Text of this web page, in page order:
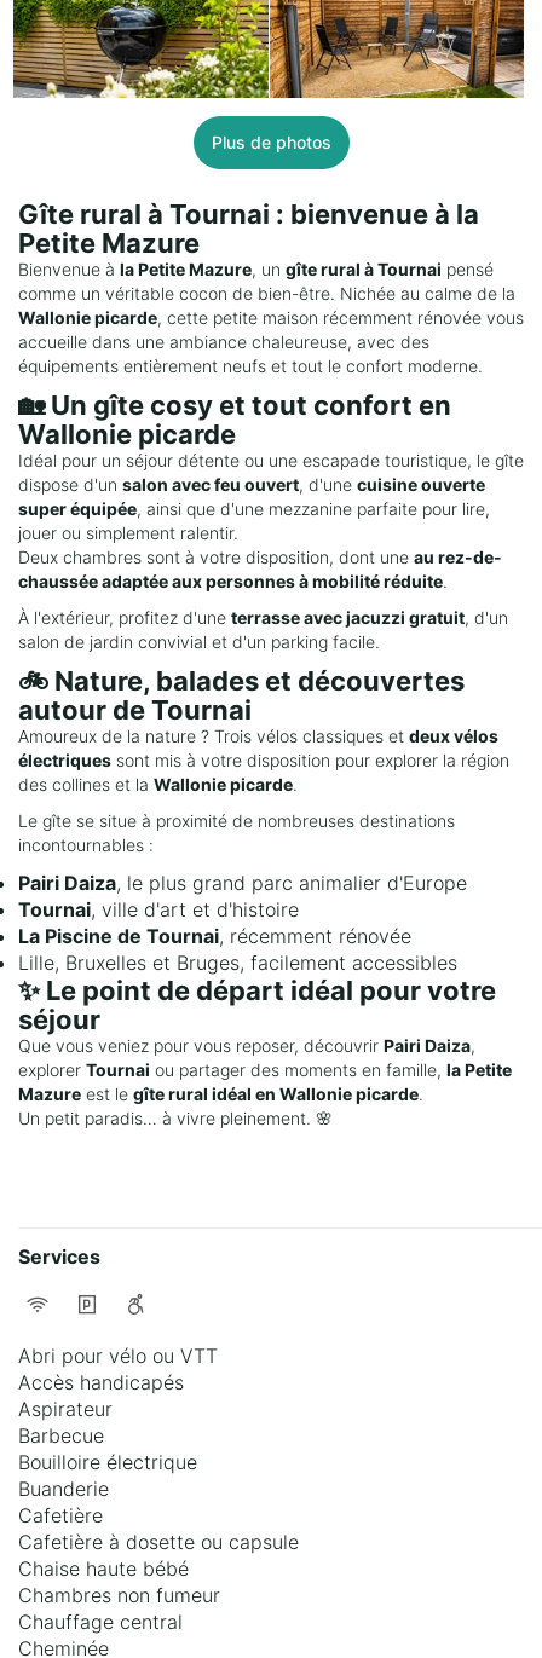
Plus de photos
Gîte rural à Tournai : bienvenue à la
Petite Mazure
Bienvenue à la Petite Mazure, un gîte rural à Tournai pensé
comme un véritable cocon de bien-être. Nichée au calme de la
Wallonie picarde, cette petite maison récemment rénovée vous
accueille dans une ambiance chaleureuse, avec des
équipements entièrement neufs et tout le confort moderne.
🏡 Un gîte cosy et tout confort en
Wallonie picarde
Idéal pour un séjour détente ou une escapade touristique, le gîte
dispose d'un salon avec feu ouvert, d'une cuisine ouverte
super équipée, ainsi que d'une mezzanine parfaite pour lire,
jouer ou simplement ralentir.
Deux chambres sont à votre disposition, dont une au rez-de-
chaussée adaptée aux personnes à mobilité réduite.
À l'extérieur, profitez d'une terrasse avec jacuzzi gratuit, d'un
salon de jardin convivial et d'un parking facile.
🚲 Nature, balades et découvertes
autour de Tournai
Amoureux de la nature ? Trois vélos classiques et deux vélos
électriques sont mis à votre disposition pour explorer la région
des collines et la Wallonie picarde.
Le gîte se situe à proximité de nombreuses destinations
incontournables :
Pairi Daiza, le plus grand parc animalier d'Europe
Tournai, ville d'art et d'histoire
La Piscine de Tournai, récemment rénovée
Lille, Bruxelles et Bruges, facilement accessibles
✨ Le point de départ idéal pour votre
séjour
Que vous veniez pour vous reposer, découvrir Pairi Daiza,
explorer Tournai ou partager des moments en famille, la Petite
Mazure est le gîte rural idéal en Wallonie picarde.
Un petit paradis… à vivre pleinement. 🌸
Services
Abri pour vélo ou VTT
Accès handicapés
Aspirateur
Barbecue
Bouilloire électrique
Buanderie
Cafetière
Cafetière à dosette ou capsule
Chaise haute bébé
Chambres non fumeur
Chauffage central
Cheminée